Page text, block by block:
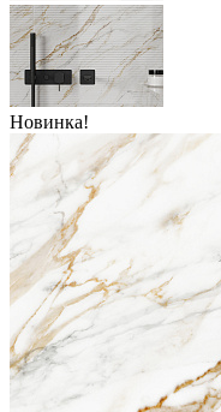
Новинка!